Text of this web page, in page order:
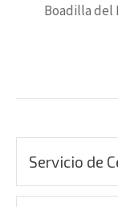
Boadilla del
Servicio de